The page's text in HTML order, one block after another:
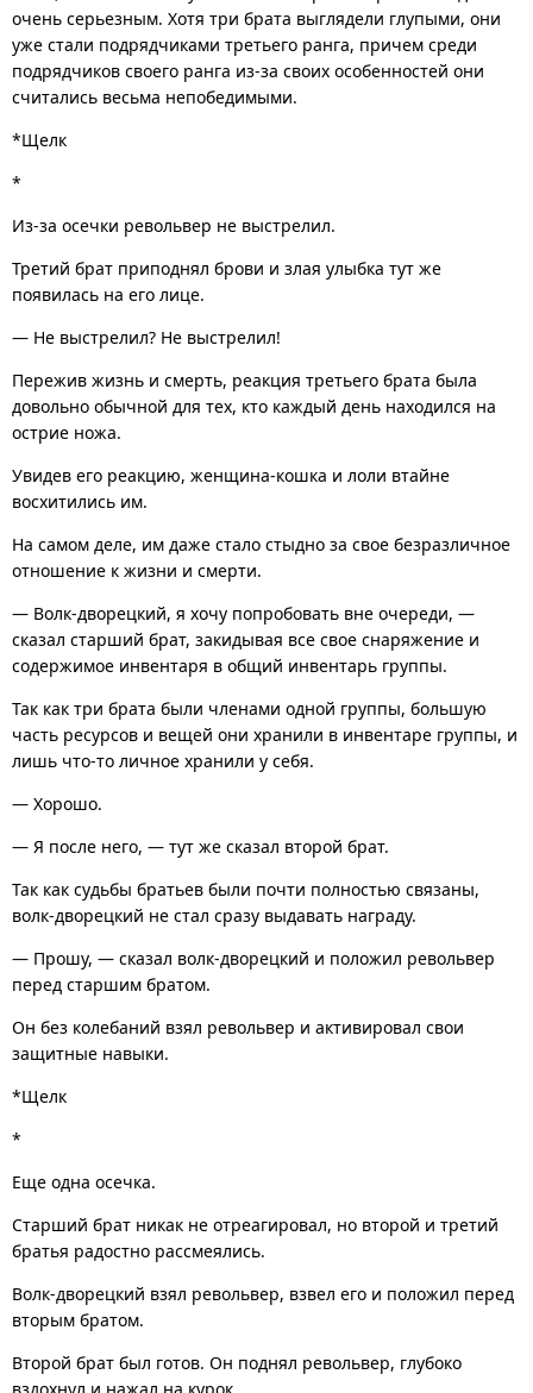
очень серьезным. Хотя три брата выглядели глупыми, они
уже стали подрядчиками третьего ранга, причем среди
подрядчиков своего ранга из-за своих особенностей они
считались весьма непобедимыми.
*Щелк
*
Из-за осечки револьвер не выстрелил.
Третий брат приподнял брови и злая улыбка тут же
появилась на его лице.
— Не выстрелил? Не выстрелил!
Пережив жизнь и смерть, реакция третьего брата была
довольно обычной для тех, кто каждый день находился на
острие ножа.
Увидев его реакцию, женщина-кошка и лоли втайне
восхитились им.
На самом деле, им даже стало стыдно за свое безразличное
отношение к жизни и смерти.
— Волк-дворецкий, я хочу попробовать вне очереди, —
сказал старший брат, закидывая все свое снаряжение и
содержимое инвентаря в общий инвентарь группы.
Так как три брата были членами одной группы, большую
часть ресурсов и вещей они хранили в инвентаре группы, и
лишь что-то личное хранили у себя.
— Хорошо.
— Я после него, — тут же сказал второй брат.
Так как судьбы братьев были почти полностью связаны,
волк-дворецкий не стал сразу выдавать награду.
— Прошу, — сказал волк-дворецкий и положил револьвер
перед старшим братом.
Он без колебаний взял револьвер и активировал свои
защитные навыки.
*Щелк
*
Еще одна осечка.
Старший брат никак не отреагировал, но второй и третий
братья радостно рассмеялись.
Волк-дворецкий взял револьвер, взвел его и положил перед
вторым братом.
Второй брат был готов. Он поднял револьвер, глубоко